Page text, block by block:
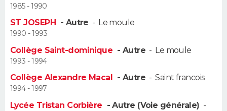
Alimentation
Guide de la santé
Maladies
Médicaments
Sommeil
VOYAGE
PHOTO
1985 - 1990
ST JOSEPH - Autre - Le moule
1990 - 1993
Collège Saint-dominique - Autre - Le moule
1993 - 1994
Collège Alexandre Macal - Autre -Saint francois
1994 - 1997
Lycée Tristan Corbière - Autre (Voie générale) -